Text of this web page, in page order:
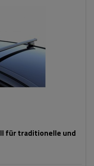
für traditionelle und